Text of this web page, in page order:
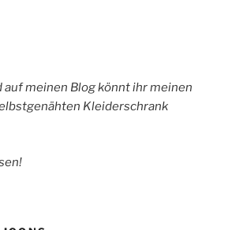
auf meinen Blog könnt ihr meinen
Kleiderschrank